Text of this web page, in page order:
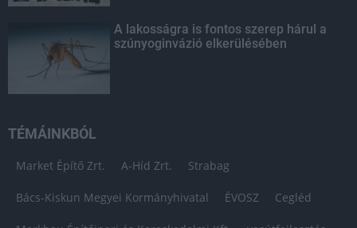
A lakosságra is fontos szerep hárul a
szúnyoginvázió elkerülésében
TÉMÁINKBÓL
Market Építő Zrt. A-Híd Zrt. Strabag
Bács-Kiskun Megyei Kormányhivatal ÉVOSZ Cegléd